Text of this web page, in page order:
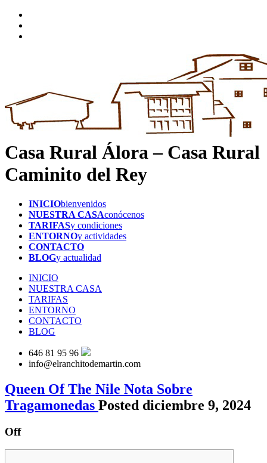
Casa Rural Álora – Casa Rural
Caminito del Rey
INICIObienvenidos
NUESTRA CASAconócenos
TARIFASy condiciones
ENTORNOy actividades
CONTACTO
BLOGy actualidad
INICIO
NUESTRA CASA
TARIFAS
ENTORNO
CONTACTO
BLOG
646 81 95 96
info@elranchitodemartin.com
Queen Of The Nile Nota Sobre
Tragamonedas Posted diciembre 9, 2024
Off